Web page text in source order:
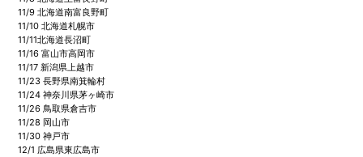
11/9 北海道南富良野町
11/10 北海道札幌市
11/11北海道長沼町
11/16 富山市高岡市
11/17 新潟県上越市
11/23 長野県南箕輪村
11/24 神奈川県茅ヶ崎市
11/26 鳥取県倉吉市
11/28 岡山市
11/30 神戸市
12/1 広島県東広島市